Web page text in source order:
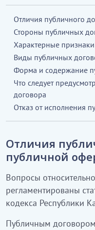
Отличия публичного
Стороны публичных
Характерные
Виды публичных
Форма и содержание
Что следует
договора
Отказ от исполнения
Отличия
публичной
Вопросы
регламентированы
кодекса Республики
Публичным